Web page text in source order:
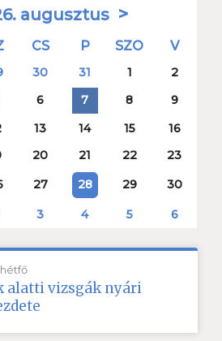
augusztus >
CS P SZO V
30 31 1
2
6 7 8
9
13 14 15
16
20 21 22 23
27 28 29 30
3 4 5 6
hétfő
alatti vizsgák nyári